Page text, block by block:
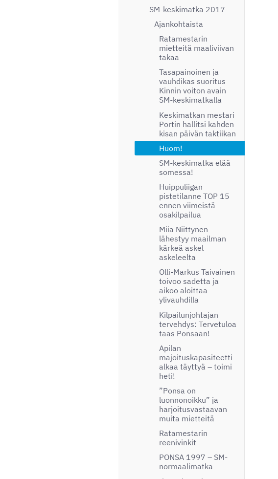
SM-keskimatka 2017
Ajankohtaista
Ratamestarin
mietteitä maaliviivan
takaa
Tasapainoinen ja
vauhdikas suoritus
Kinnin voiton avain
SM-keskimatkalla
Keskimatkan mestari
Portin hallitsi kahden
kisan päivän taktiikan
Huom!
SM-keskimatka elää
somessa!
Huippuliigan
pistetilanne TOP 15
ennen viimeistä
osakilpailua
Miia Niittynen
lähestyy maailman
kärkeä askel
askeleelta
Olli-Markus Taivainen
toivoo sadetta ja
aikoo aloittaa
ylivauhdilla
Kilpailunjohtajan
tervehdys: Tervetuloa
taas Ponsaan!
Apilan
majoituskapasiteetti
alkaa täyttyä – toimi
heti!
”Ponsa on
luonnonoikku” ja
harjoitusvastaavan
muita mietteitä
Ratamestarin
reenivinkit
PONSA 1997 – SM-
normaalimatka